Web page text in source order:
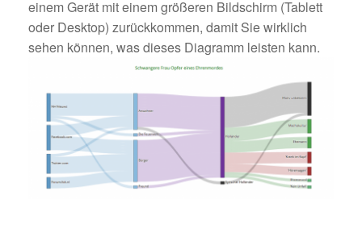
einem Gerät mit einem größeren Bildschirm (Tablett
oder Desktop) zurückkommen, damit Sie wirklich
sehen können, was dieses Diagramm leisten kann.